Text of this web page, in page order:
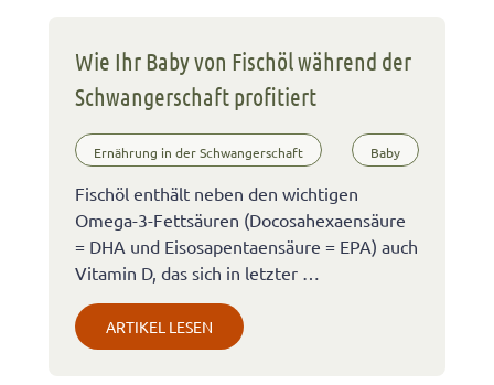
Wie Ihr Baby von Fischöl während der
Schwangerschaft profitiert
Ernährung in der Schwangerschaft Baby
Fischöl enthält neben den wichtigen
Omega-3-Fettsäuren (Docosahexaensäure
= DHA und Eisosapentaensäure = EPA) auch
Vitamin D, das sich in letzter …
ARTIKEL LESEN